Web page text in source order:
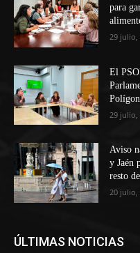
para
29 julio,
El
29 julio,
Aviso
y Jaén
resto
20 julio,
ÚLTIMAS NOTICIAS